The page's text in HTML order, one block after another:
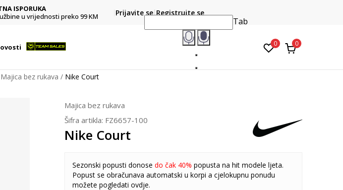
ISPORUKA
u vrijednosti preko 99 KM
Platite karticom online i preuzmite u prodavnici po vašem
Prijavite se Registrujte se
Tab
0 0
Majica bez rukava Nike Court
Majica bez rukava
Šifra artikla: FZ6657-100
Nike Court
Sezonski popusti donose do čak 40% popusta na hit modele ljeta.
Popust se obračunava automatski u korpi a cjelokupnu ponudu
možete pogledati ovdje.